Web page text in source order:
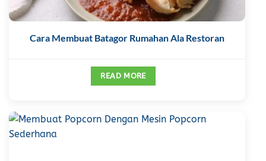
Cara Membuat Batagor Rumahan Ala Restoran
READ MORE